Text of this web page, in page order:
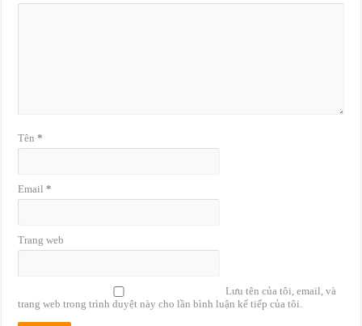
Tên*
Email*
Trang web
Lưu tên của tôi, email, và
trang web trong trình duyệt này cho lần bình luận kế tiếp của tôi.